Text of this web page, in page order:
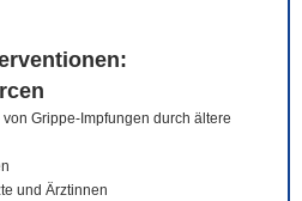
Grippe-Impfungen durch ältere
und Ärztinnen